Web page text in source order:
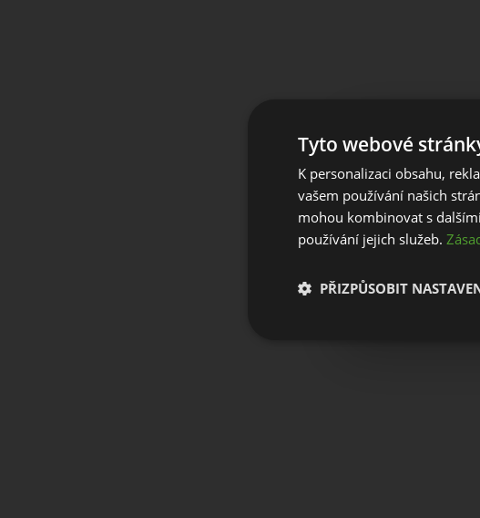
For European
Tyto webové
K personalizaci obsahu,
vašem používání našich
mohou kombinovat s
používání jejich služeb.
PŘIZPŮSOBIT